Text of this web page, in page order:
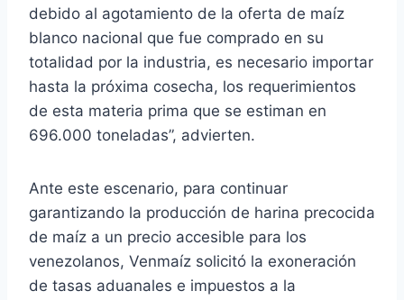
debido al agotamiento de la oferta de maíz
blanco nacional que fue comprado en su
totalidad por la industria, es necesario importar
hasta la próxima cosecha, los requerimientos
de esta materia prima que se estiman en
696.000 toneladas”, advierten.
Ante este escenario, para continuar
garantizando la producción de harina precocida
de maíz a un precio accesible para los
venezolanos, Venmaíz solicitó la exoneración
de tasas aduanales e impuestos a la